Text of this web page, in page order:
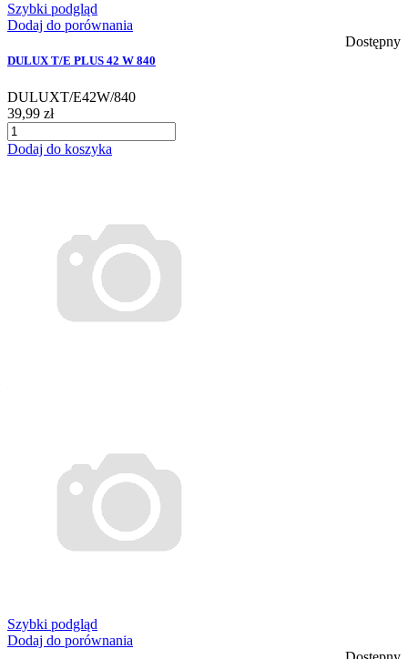
Szybki podgląd
Dodaj do porównania
Dostępny
DULUX T/E PLUS 42 W 840
DULUXT/E42W/840
39,99 zł
Dodaj do koszyka
Szybki podgląd
Dodaj do porównania